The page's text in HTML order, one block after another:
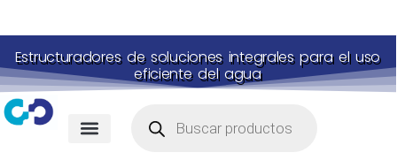
Estructuradores de soluciones integrales para el uso
eficiente del agua